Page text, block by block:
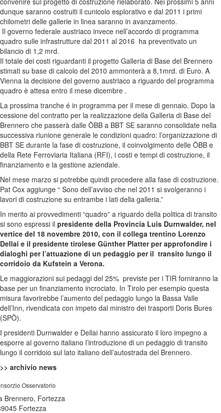
dunque saranno costruiti il cunicolo esplorativo e dal 2011 i primi
chilometri delle gallerie in linea saranno in avanzamento.
Il governo federale austriaco invece nell’accordo di programma
quadro sulle infrastrutture dal 2011 al 2016 ha preventivato un
bilancio di 1,2 mrd.
Il totale dei costi riguardanti il progetto Galleria di Base del Brennero
stimati su base di calcolo del 2010 ammonterà a 8,1mrd. di Euro. A
Vienna la decisione del governo austriaco a riguardo del programma
quadro è attesa entro il mese dicembre .
La prossima tranche é in programma per il mese di gennaio. Dopo la
cessione del contratto per la realizzazione della Galleria di Base del
Brennero che passerà dalle ÖBB a BBT SE saranno consolidate nella
successiva riunione generale le condizioni quadro: l’organizzazione di
BBT SE durante la fase di costruzione, il coinvolgimento delle ÖBB e
della Rete Ferroviaria Italiana (RFI), i costi e tempi di costruzione, il
finanziamento e la gestione aziendale.
Nel mese marzo si potrebbe quindi procedere alla fase di costruzione.
Pat Cox aggiunge “ Sono dell’avviso che nel 2011 si svolgeranno i
lavori di costruzione su entrambe i lati della galleria.”
In merito ai provvedimenti “quadro” a riguardo della politica di transito
si sono espressi il presidente della Provincia Luis Durnwalder, nel
vertice del 18 novembre 2010, con il collega trentino Lorenzo
Dellai e il presidente tirolese Günther Platter per approfondire i
dialoghi per l’attuazione di un pedaggio per il transito lungo il
corridoio da Kufstein a Verona.
Le maggiorazioni sui pedaggi del 25% previste per i TIR forniranno la
base per un finanziamento incrociato. In Tirolo per esempio questa
misura favorirebbe l’aumento del pedaggio lungo la Bassa Valle
dell’Inn, rivendicata con impeto dal ministro dei trasporti Doris Bures
(SPÖ).
I presidenti Durnwalder e Dellai hanno assicurato il loro impegno a
esporre al governo italiano l’introduzione di un pedaggio di transito
lungo il corridoio sul lato italiano dell’autostrada del Brennero.
>> archivio news
Osservatorio
Brennero, Fortezza
Fortezza